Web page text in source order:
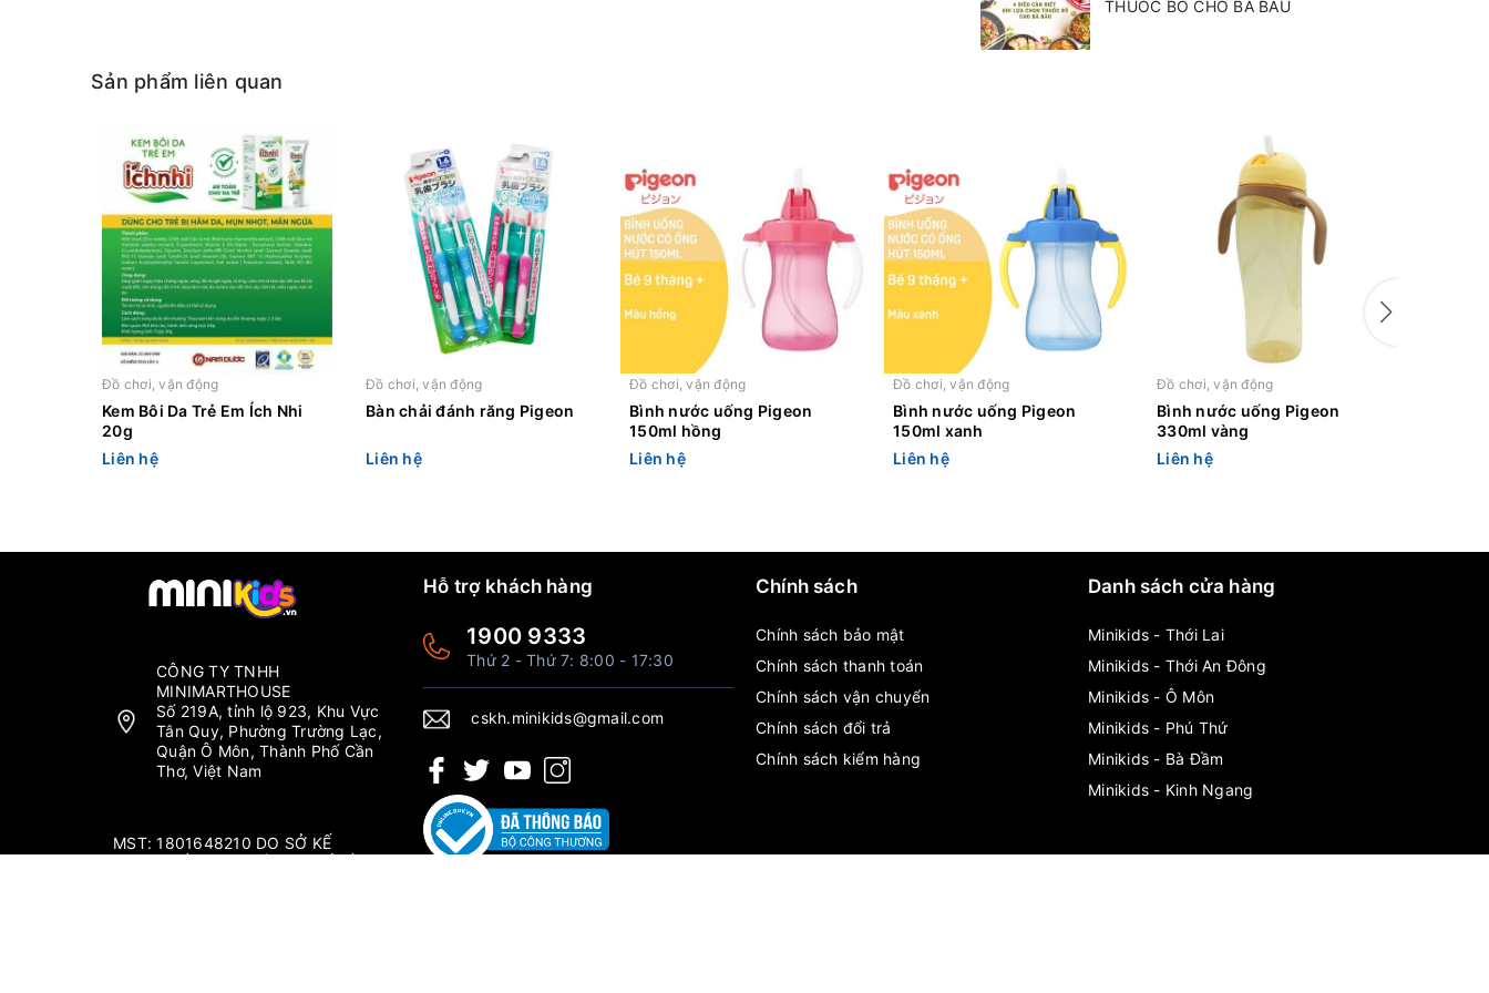
THUỐC BỔ CHO BÀ BẦU
Sản phẩm liên quan
Đồ chơi, vận động
Kem Bôi Da Trẻ Em Ích Nhi
20g
Liên hệ
Đồ chơi, vận động
Bàn chải đánh răng Pigeon
Liên hệ
Đồ chơi, vận động
Bình nước uống Pigeon
150ml hồng
Liên hệ
Đồ chơi, vận động
Bình nước uống Pigeon
150ml xanh
Liên hệ
Đồ chơi, vận động
Bình nước uống Pigeon
330ml vàng
Liên hệ
CÔNG TY TNHH
MINIMARTHOUSE
Số 219A, tỉnh lộ 923, Khu Vực
Tân Quy, Phường Trường Lạc,
Quận Ô Môn, Thành Phố Cần
Thơ, Việt Nam
MST: 1801648210 DO SỞ KẾ
Hỗ trợ khách hàng
1900 9333
Thứ 2 - Thứ 7: 8:00 - 17:30
cskh.minikids@gmail.com
Chính sách
Chính sách bảo mật
Chính sách thanh toán
Chính sách vận chuyển
Chính sách đổi trả
Chính sách kiểm hàng
Danh sách cửa hàng
Minikids - Thới Lai
Minikids - Thới An Đông
Minikids - Ô Môn
Minikids - Phú Thứ
Minikids - Bà Đầm
Minikids - Kinh Ngang